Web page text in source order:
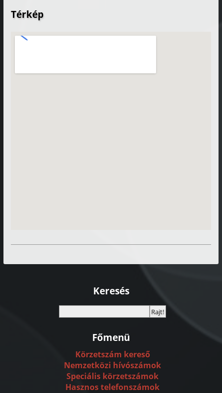
Térkép
Keresés
Főmenü
Körzetszám kereső
Nemzetközi hívószámok
Speciális körzetszámok
Hasznos telefonszámok